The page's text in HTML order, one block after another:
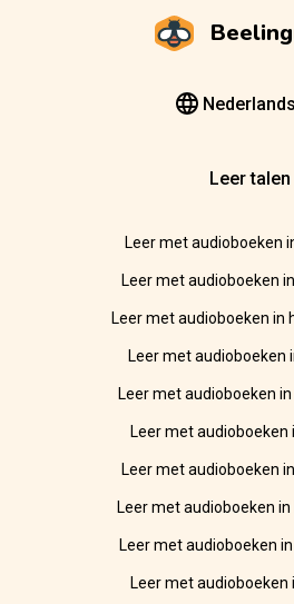
Nederlands
Leer talen
Leer met audioboeken
Leer met audioboeken
Leer met audioboeken in
Leer met audioboeken
Leer met audioboeken
Leer met audioboeken
Leer met audioboeken
Leer met audioboeken in
Leer met audioboeken
Leer met audioboeken